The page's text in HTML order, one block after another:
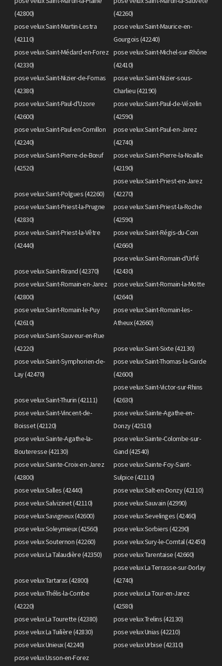
(42800)
(42260)
pose velux Saint-Martin-Lestra
(42110)
pose velux Saint-Maurice-en-
Gourgois (42240)
pose velux Saint-Médard-en-Forez
(42330)
pose velux Saint-Michel-sur-Rhône
(42410)
pose velux Saint-Nizier-de-Fornas
(42380)
pose velux Saint-Nizier-sous-
Charlieu (42190)
pose velux Saint-Paul-d'Uzore
(42600)
pose velux Saint-Paul-de-Vézelin
(42590)
pose velux Saint-Paul-en-Cornillon
(42240)
pose velux Saint-Paul-en-Jarez
(42740)
pose velux Saint-Pierre-de-Bœuf
(42520)
pose velux Saint-Pierre-la-Noaille
(42190)
pose velux Saint-Polgues (42260)
pose velux Saint-Priest-en-Jarez
(42270)
pose velux Saint-Priest-la-Prugne
(42830)
pose velux Saint-Priest-la-Roche
(42590)
pose velux Saint-Priest-la-Vêtre
(42440)
pose velux Saint-Régis-du-Coin
(42660)
pose velux Saint-Rirand (42370)
pose velux Saint-Romain-d'Urfé
(42430)
pose velux Saint-Romain-en-Jarez
(42800)
pose velux Saint-Romain-la-Motte
(42640)
pose velux Saint-Romain-le-Puy
(42610)
pose velux Saint-Romain-les-
Atheux (42660)
pose velux Saint-Sauveur-en-Rue
(42220)
pose velux Saint-Sixte (42130)
pose velux Saint-Symphorien-de-
Lay (42470)
pose velux Saint-Thomas-la-Garde
(42600)
pose velux Saint-Thurin (42111)
pose velux Saint-Victor-sur-Rhins
(42630)
pose velux Saint-Vincent-de-
Boisset (42120)
pose velux Sainte-Agathe-en-
Donzy (42510)
pose velux Sainte-Agathe-la-
Bouteresse (42130)
pose velux Sainte-Colombe-sur-
Gand (42540)
pose velux Sainte-Croix-en-Jarez
(42800)
pose velux Sainte-Foy-Saint-
Sulpice (42110)
pose velux Salles (42440)
pose velux Salt-en-Donzy (42110)
pose velux Salvizinet (42110)
pose velux Sauvain (42990)
pose velux Savigneux (42600)
pose velux Sevelinges (42460)
pose velux Soleymieux (42560)
pose velux Sorbiers (42290)
pose velux Souternon (42260)
pose velux Sury-le-Comtal (42450)
pose velux La Talaudière (42350)
pose velux Tarentaise (42660)
pose velux Tartaras (42800)
pose velux La Terrasse-sur-Dorlay
(42740)
pose velux Thélis-la-Combe
(42220)
pose velux La Tour-en-Jarez
(42580)
pose velux La Tourette (42380)
pose velux Trelins (42130)
pose velux La Tuilière (42830)
pose velux Unias (42210)
pose velux Unieux (42240)
pose velux Urbise (42310)
pose velux Usson-en-Forez